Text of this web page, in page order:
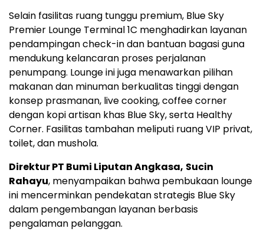
Selain fasilitas ruang tunggu premium, Blue Sky
Premier Lounge Terminal 1C menghadirkan layanan
pendampingan check-in dan bantuan bagasi guna
mendukung kelancaran proses perjalanan
penumpang. Lounge ini juga menawarkan pilihan
makanan dan minuman berkualitas tinggi dengan
konsep prasmanan, live cooking, coffee corner
dengan kopi artisan khas Blue Sky, serta Healthy
Corner. Fasilitas tambahan meliputi ruang VIP privat,
toilet, dan mushola.
Direktur PT Bumi Liputan Angkasa, Sucin
Rahayu, menyampaikan bahwa pembukaan lounge
ini mencerminkan pendekatan strategis Blue Sky
dalam pengembangan layanan berbasis
pengalaman pelanggan.